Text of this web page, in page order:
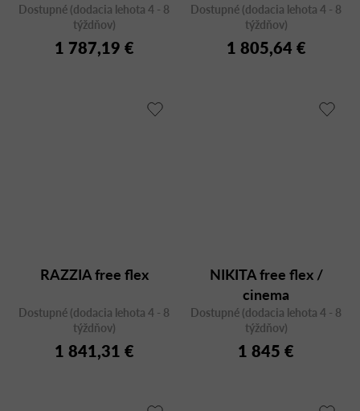
Dostupné (dodacia lehota 4 - 8
týždňov)
1 787,19 €
Dostupné (dodacia lehota 4 - 8
týždňov)
1 805,64 €
RAZZIA free flex
Dostupné (dodacia lehota 4 - 8
týždňov)
1 841,31 €
NIKITA free flex /
cinema
Dostupné (dodacia lehota 4 - 8
týždňov)
1 845 €